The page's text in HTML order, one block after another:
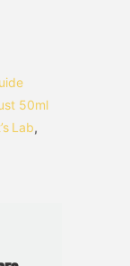
50ml
Lab,